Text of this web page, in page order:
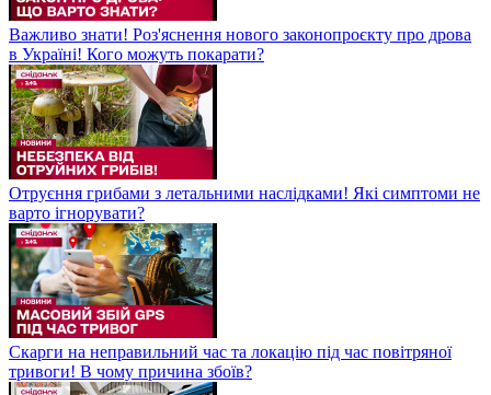
Важливо знати! Роз'яснення нового законопроєкту про дрова
в Україні! Кого можуть покарати?
Отруєння грибами з летальними наслідками! Які симптоми не
варто ігнорувати?
Скарги на неправильний час та локацію під час повітряної
тривоги! В чому причина збоїв?